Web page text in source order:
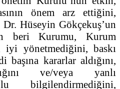
önem arz ettiğini,
Hüseyin Gökçekuş’un
beri Kurumu, Kurum
yönetmediğini, baskı
başına kararlar aldığını,
ve/veya yanlı
bilgilendirmediğini,